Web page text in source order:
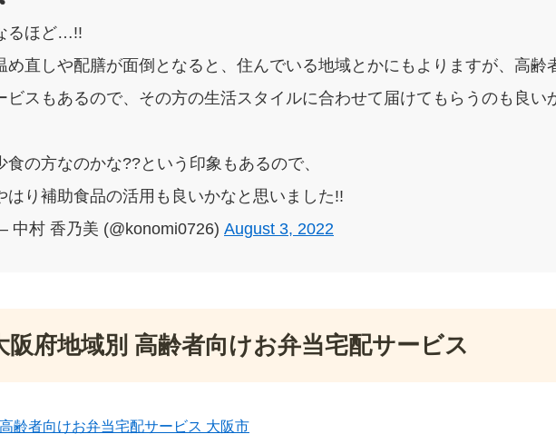
るほど…!!
め直しや配膳が面倒となると、住んでいる地域とかにもよりますが、高齢
ビスもあるので、その方の生活スタイルに合わせて届けてもらうのも良い
食の方なのかな??という印象もあるので、
はり補助食品の活用も良いかなと思いました!!
中村 香乃美 (@konomi0726) August 3, 2022
阪府地域別 高齢者向けお弁当宅配サービス
高齢者向けお弁当宅配サービス 大阪市